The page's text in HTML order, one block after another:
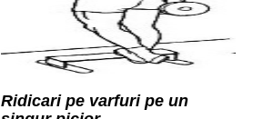
Ridicari pe varfuri pe un